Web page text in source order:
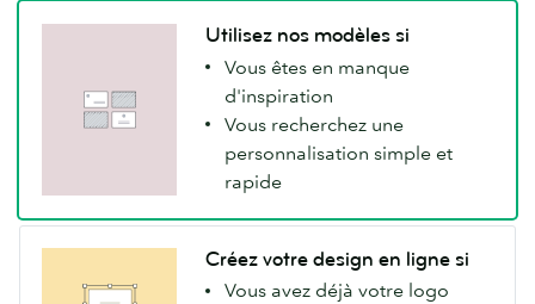
Utilisez nos modèles si
Vous êtes en manque
d'inspiration
Vous recherchez une
personnalisation simple et
rapide
Créez votre design en ligne si
Vous avez déjà votre logo